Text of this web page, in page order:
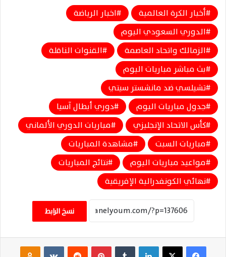
أخبار الكرة العالمية
اخبار الرياضة
الدوري السعودي اليوم
الزمالك واتحاد العاصمة
القنوات الناقلة
بث مباشر مباريات اليوم
تشيلسي ضد مانشستر سيتي
جدول مباريات اليوم
دوري أبطال آسيا
كأس الاتحاد الإنجليزي
مباريات الدوري الألماني
مباريات السبت
مشاهدة المباريات
مواعيد مباريات اليوم
نتائج المباريات
نهائي الكونفدرالية الإفريقية
نسخ الرابط
فيسبوك ‫X لينكدإن بينتيريست ‏VKontakte